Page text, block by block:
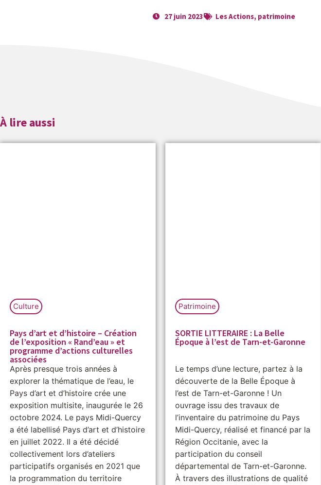
27 juin 2023 Les Actions, patrimoine
À lire aussi
Culture
Pays d’art et d’histoire – Création
de l’exposition « Rand’eau » et
programme d’actions culturelles
associées
Après presque trois années à
explorer la thématique de l’eau, le
Pays d’art et d’histoire crée une
exposition multisite, inaugurée le 26
octobre 2024. Le pays Midi-Quercy
a été labellisé Pays d’art et d’histoire
en juillet 2022. Il a été décidé
collectivement lors d’ateliers
participatifs organisés en 2021 que
la programmation du territoire
Patrimoine
SORTIE LITTERAIRE : La Belle
Époque à l’est de Tarn-et-Garonne
Le temps d’une lecture, partez à la
découverte de la Belle Époque à
l’est de Tarn-et-Garonne ! Un
ouvrage issu des travaux de
l’inventaire du patrimoine du Pays
Midi-Quercy, réalisé et financé par la
Région Occitanie, avec la
participation du conseil
départemental de Tarn-et-Garonne.
À travers des illustrations de qualité